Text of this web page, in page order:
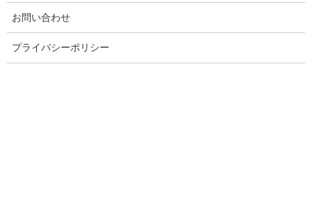
コメントを残す
メールアドレスが公開されることはありません。 ※が付いている
お問い合わせ
プライバシーポリシー